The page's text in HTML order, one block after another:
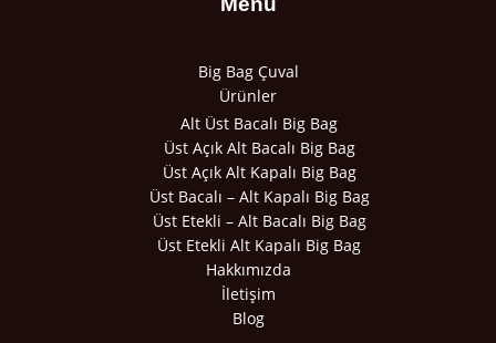
Big Bag Çuval
Ürünler
Alt Üst Bacalı Big Bag
Üst Açık Alt Bacalı Big Bag
Üst Açık Alt Kapalı Big Bag
Üst Bacalı – Alt Kapalı Big Bag
Üst Etekli – Alt Bacalı Big Bag
Üst Etekli Alt Kapalı Big Bag
Hakkımızda
İletişim
Blog